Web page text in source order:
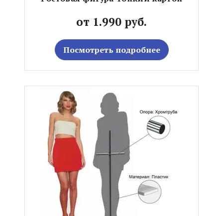
от 1.990 руб.
Посмотреть подробнее